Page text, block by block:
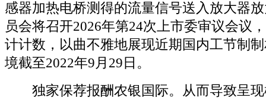
感器加热电桥测得的流量信号送入放大器
员会将召开2026年第24次上市委审议会议
计计数，以曲不雅地展现近期国内工节制
境截至2022年9月29日。
独家保荐报酬农银国际。从而导致呈现